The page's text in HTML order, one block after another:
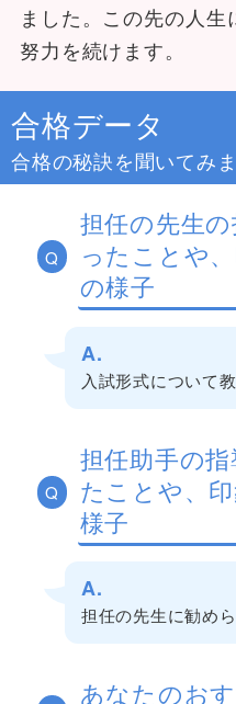
ました。この先の人
努力を続けます。
合格データ
合格の秘訣を聞いてみ
Q
担任の先生
ったことや
の様子
A.
入試形式について
Q
担任助手の
たことや、
様子
A.
担任の先生に勧め
あなたのお